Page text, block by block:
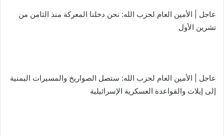
عاجل | الأمين العام لحزب الله: نحن دخلنا المعركة منذ الثامن من
تشرين الأول
عاجل | الأمين العام لحزب الله: ستصل الصواريخ والمسيرات اليمنية
إلى إيلات والقواعدة العسكرية الإسرائيلية